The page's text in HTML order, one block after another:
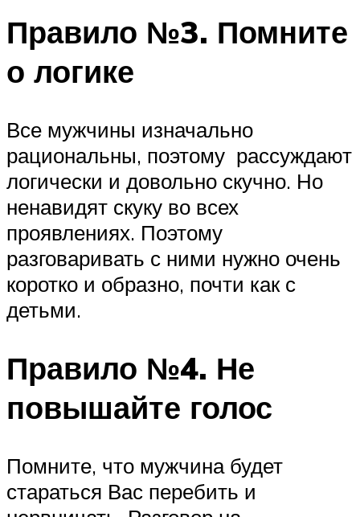
Правило №3. Помните
о логике
Все мужчины изначально
рациональны, поэтому рассуждают
логически и довольно скучно. Но
ненавидят скуку во всех
проявлениях. Поэтому
разговаривать с ними нужно очень
коротко и образно, почти как с
детьми.
Правило №4. Не
повышайте голос
Помните, что мужчина будет
стараться Вас перебить и